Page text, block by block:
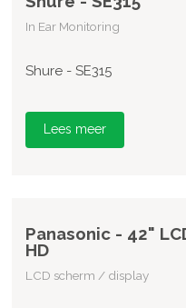
In Ear Monitoring
Shure - SE315
Lees meer
Panasonic - 42"
HD
LCD scherm / display